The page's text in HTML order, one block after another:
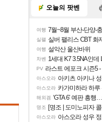
오늘의 팟벤
여행 7월~8월 부산-단양-충주-울
실팰 실버 팰리스 CBT 화제의
여행 설악산 울산바위
차벤 1세대 K7 3.5NA인데 LF쏘나타 2.0NA 기변하면 유
PV 라스트 에포크 시즌5 - 서리
아스오라 아키츠 아키나 성우 정
아스오라 카가미하라 하루 성우 정
해외겜 ‘GTA 6’ 예판 흥행…테이크투 “
명조 [명조 | 도미노피자
아스오라 아스오라 성우 정보